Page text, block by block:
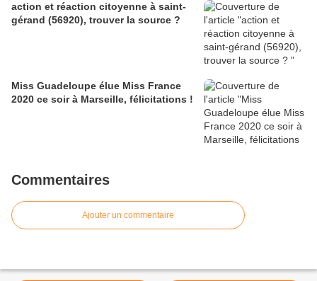
action et réaction citoyenne à saint-
gérand (56920), trouver la source ?
Miss Guadeloupe élue Miss France
2020 ce soir à Marseille, félicitations !
Commentaires
Ajouter un commentaire